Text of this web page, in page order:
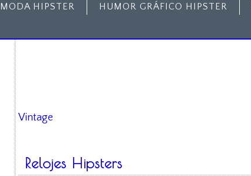
MODA HIPSTER HUMOR GRÁFICO HIPSTER
Vintage
Relojes Hipsters